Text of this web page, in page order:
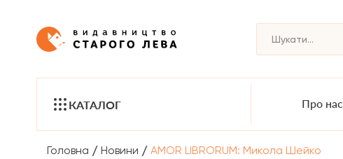
КАТАЛОГ Про нас
Головна / Новини / AMOR LIBRORUM: Микола Шейко